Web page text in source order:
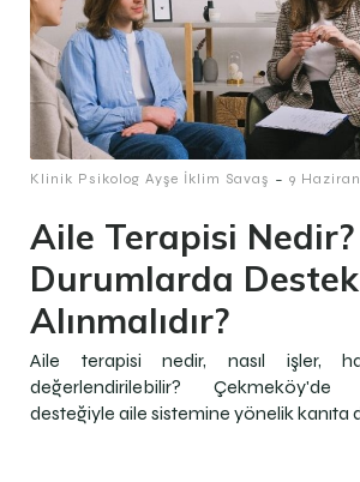
Klinik Psikolog Ayşe İklim Savaş - 9
Aile Terapisi
Durumlarda Destek
Alınmalıdır?
Aile terapisi nedir, nasıl işler,
değerlendirilebilir?
desteğiyle aile sistemine yönelik kanıta